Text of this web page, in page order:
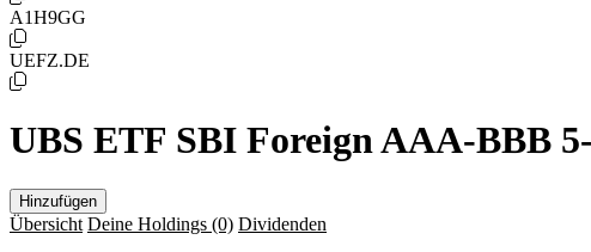
A1H9GG
UEFZ.DE
UBS ETF SBI Foreign AAA-BBB
Hinzufügen
Übersicht Deine Holdings (0) Dividenden